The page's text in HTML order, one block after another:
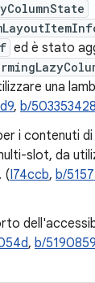
ed è stato
una
, b/503353428
i contenuti
slot, da
(I74ccb, b/
, b/